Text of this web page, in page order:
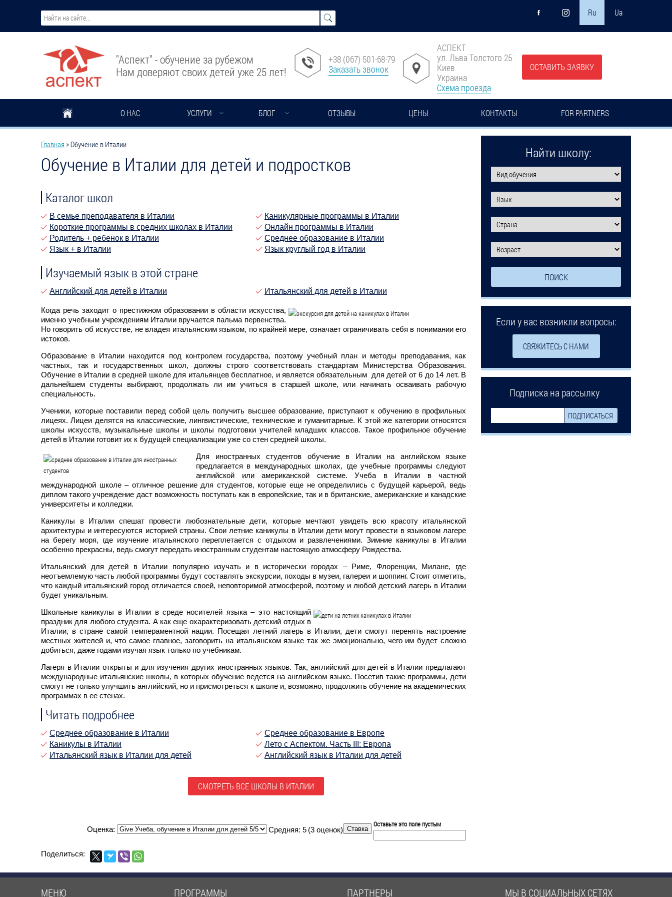
Ru Ua
"Аспект" - обучение за рубежом
Нам доверяют своих детей уже 25 лет!
+38 (067) 501-68-79
Заказать звонок
АСПЕКТ
ул. Льва Толстого 25
Киев
Украина
Схема проезда
ОСТАВИТЬ ЗАЯВКУ
О НАС УСЛУГИ БЛОГ ОТЗЫВЫ ЦЕНЫ КОНТАКТЫ FOR PARTNERS
Вы здесь
Главная »Обучение в Италии
Обучение в Италии для детей и подростков
Каталог школ
В семье преподавателя в Италии
Каникулярные программы в Италии
Короткие программы в средних школах в Италии
Онлайн программы в Италии
Родитель + ребенок в Италии
Среднее образование в Италии
Язык + в Италии
Язык круглый год в Италии
Изучаемый язык в этой стране
Английский для детей в Италии Итальянский для детей в Италии
Когда речь заходит о престижном образовании в области искусства,
именно учебным учреждениям Италии вручается пальма первенства.
Но говорить об искусстве, не владея итальянским языком, по крайней мере, означает ограничивать себя в понимании его
истоков.
Образование в Италии находится под контролем государства, поэтому учебный план и методы преподавания, как
частных, так и государственных школ, должны строго соответствовать стандартам Министерства Образования.
Обучение в Италии в средней школе для итальянцев бесплатное, и является обязательным для детей от 6 до 14 лет. В
дальнейшем студенты выбирают, продолжать ли им учиться в старшей школе, или начинать осваивать рабочую
специальность.
Ученики, которые поставили перед собой цель получить высшее образование, приступают к обучению в профильных
лицеях. Лицеи делятся на классические, лингвистические, технические и гуманитарные. К этой же категории относятся
школы искусств, музыкальные школы и школы подготовки учителей младших классов. Такое профильное обучение
детей в Италии готовит их к будущей специализации уже со стен средней школы.
Для иностранных студентов обучение в Италии на английском языке
предлагается в международных школах, где учебные программы следуют
английской или американской системе. Учеба в Италии в частной
международной школе – отличное решение для студентов, которые еще не определились с будущей карьерой, ведь
диплом такого учреждение даст возможность поступать как в европейские, так и в британские, американские и канадские
университеты и колледжи.
Каникулы в Италии спешат провести любознательные дети, которые мечтают увидеть всю красоту итальянской
архитектуры и интересуются историей страны. Свои летние каникулы в Италии дети могут провести в языковом лагере
на берегу моря, где изучение итальянского переплетается с отдыхом и развлечениями. Зимние каникулы в Италии
особенно прекрасны, ведь смогут передать иностранным студентам настоящую атмосферу Рождества.
Итальянский для детей в Италии популярно изучать и в исторически городах – Риме, Флоренции, Милане, где
неотъемлемую часть любой программы будут составлять экскурсии, походы в музеи, галереи и шоппинг. Стоит отметить,
что каждый итальянский город отличается своей, неповторимой атмосферой, поэтому и любой детский лагерь в Италии
будет уникальным.
Школьные каникулы в Италии в среде носителей языка – это настоящий
праздник для любого студента. А как еще охарактеризовать детский отдых в
Италии, в стране самой темпераментной нации. Посещая летний лагерь в Италии, дети смогут перенять настроение
местных жителей и, что самое главное, заговорить на итальянском языке так же эмоционально, чего им будет сложно
добиться, даже годами изучая язык только по учебникам.
Лагеря в Италии открыты и для изучения других иностранных языков. Так, английский для детей в Италии предлагают
международные итальянские школы, в которых обучение ведется на английском языке. Посетив такие программы, дети
смогут не только улучшить английский, но и присмотреться к школе и, возможно, продолжить обучение на академических
программах в ее стенах.
Читать подробнее
Среднее образование в Италии
Среднее образование в Европе
Каникулы в Италии
Лето с Аспектом. Часть III: Европа
Итальянский язык в Италии для детей
Английский язык в Италии для детей
СМОТРЕТЬ ВСЕ ШКОЛЫ В ИТАЛИИ
Оценка: Средняя: 5 (3 оценок)
Оставьте это поле пустым
Поделиться:
Найти школу:
Если у вас возникли вопросы:
СВЯЖИТЕСЬ С НАМИ
Подписка на рассылку
МЕНЮ ПРОГРАММЫ ПАРТНЕРЫ МЫ В СОЦИАЛЬНЫХ СЕТЯХ